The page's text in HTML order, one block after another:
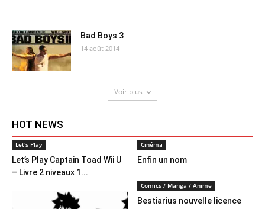
Bad Boys 3
14 août 2014
Voir plus
HOT NEWS
Let's Play
Let’s Play Captain Toad Wii U
– Livre 2 niveaux 1...
Cinéma
Enfin un nom
Comics / Manga / Anime
Bestiarius nouvelle licence